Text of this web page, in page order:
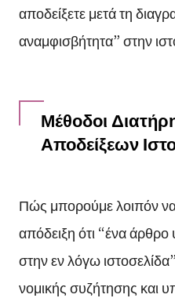
αποδείξετε μετά τη
αναμφισβήτητα” στην
Μέθοδοι
Αποδείξεων
Πώς μπορούμε λοιπόν
απόδειξη ότι “ένα
στην εν λόγω
νομικής συζήτησης και